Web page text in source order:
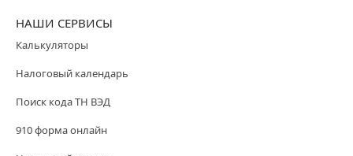
НАШИ СЕРВИСЫ
Калькуляторы
Налоговый календарь
Поиск кода ТН ВЭД
910 форма онлайн